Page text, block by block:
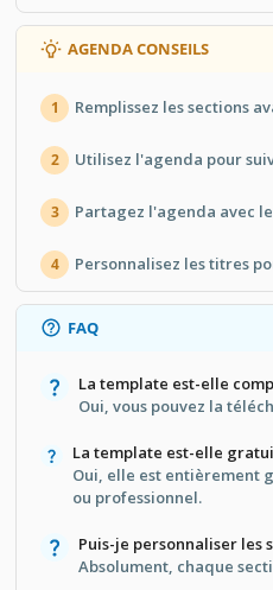
AGENDA CONSEILS
1 Remplissez les sections
2 Utilisez l'agenda pour
3 Partagez l'agenda avec
4 Personnalisez les titres
FAQ
La template est-elle
Oui, vous pouvez la
La template est-elle
Oui, elle est entièrement
ou professionnel.
Puis-je personnaliser les
Absolument, chaque